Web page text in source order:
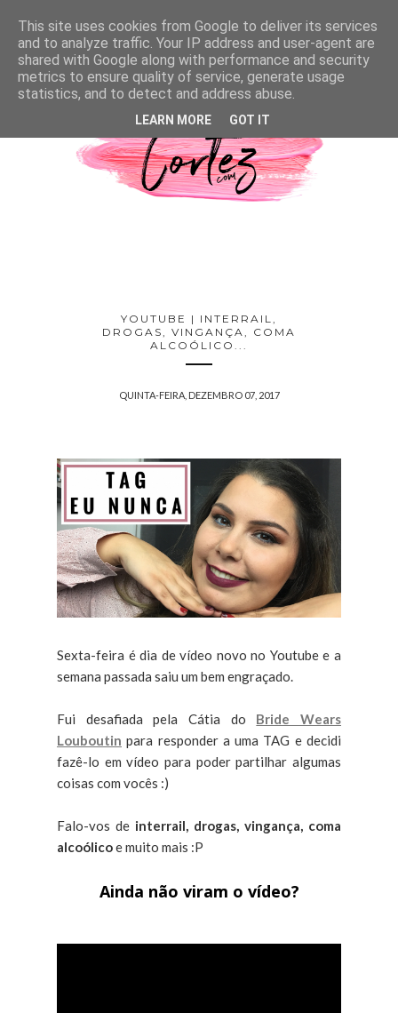
YOUTUBE | INTERRAIL,
DROGAS, VINGANÇA, COMA
ALCOÓLICO...
QUINTA-FEIRA, DEZEMBRO 07, 2017
Sexta-feira é dia de vídeo novo no Youtube e a
semana passada saiu um bem engraçado.
Fui desafiada pela Cátia do Bride Wears
Louboutin para responder a uma TAG e decidi
fazê-lo em vídeo para poder partilhar algumas
coisas com vocês :)
Falo-vos de interrail, drogas, vingança, coma
alcoólicoe muito mais :P
Ainda não viram o vídeo?
This site uses cookies from Google to deliver its services
and to analyze traffic. Your IP address and user-agent are
shared with Google along with performance and security
metrics to ensure quality of service, generate usage
statistics, and to detect and address abuse.
LEARN MORE GOT IT